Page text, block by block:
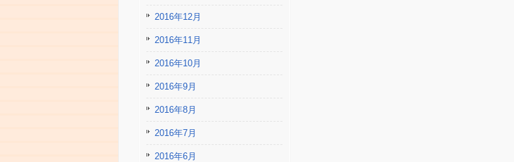
2016年12月
2016年11月
2016年10月
2016年9月
2016年8月
2016年7月
2016年6月